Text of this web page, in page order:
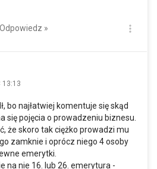
Odpowiedz »
13:13
bo najłatwiej komentuje się skąd
się pojęcia o prowadzeniu biznesu.
że skoro tak ciężko prowadzi mu
zamknie i oprócz niego 4 osoby
emerytki.
na nie 16. lub 26. emerytura -